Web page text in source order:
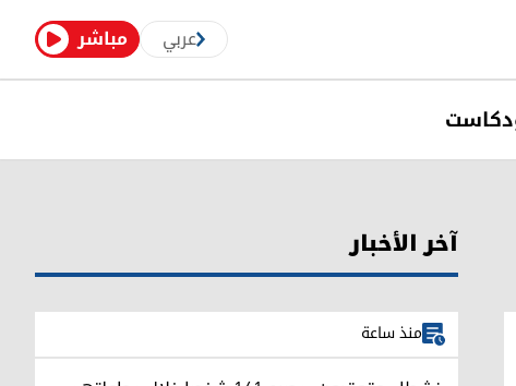
مباشر عربي
آخر الأخبار
منذ ساعة